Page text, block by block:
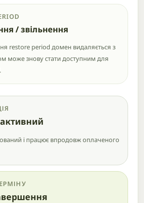
/ звільнення
restore period домен видаляється з
може знову стати доступним для
і працює впродовж оплаченого